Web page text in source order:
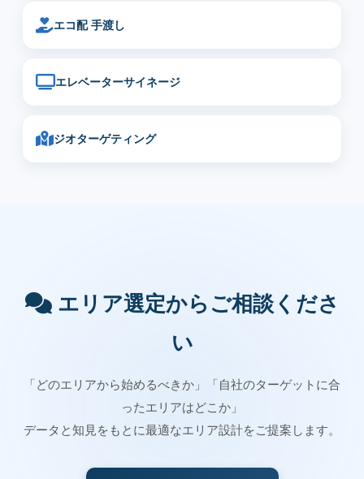
エコ配 手渡し
エレベーターサイネージ
ジオターゲティング
エリア選定からご相談くださ
い
「どのエリアから始めるべきか」「自社のターゲットに合
ったエリアはどこか」
データと知見をもとに最適なエリア設計をご提案します。